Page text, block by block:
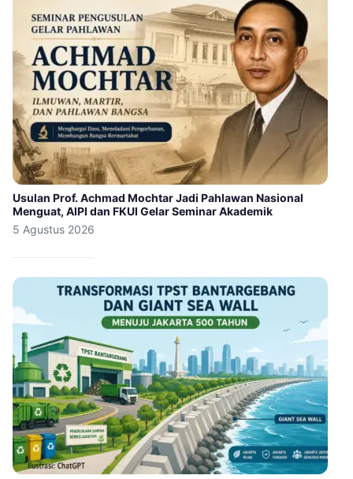
Usulan Prof. Achmad Mochtar Jadi Pahlawan Nasional
Menguat, AIPI dan FKUI Gelar Seminar Akademik
5 Agustus 2026